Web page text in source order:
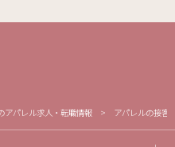
アパレル求人・転職情報 アパレルの接客